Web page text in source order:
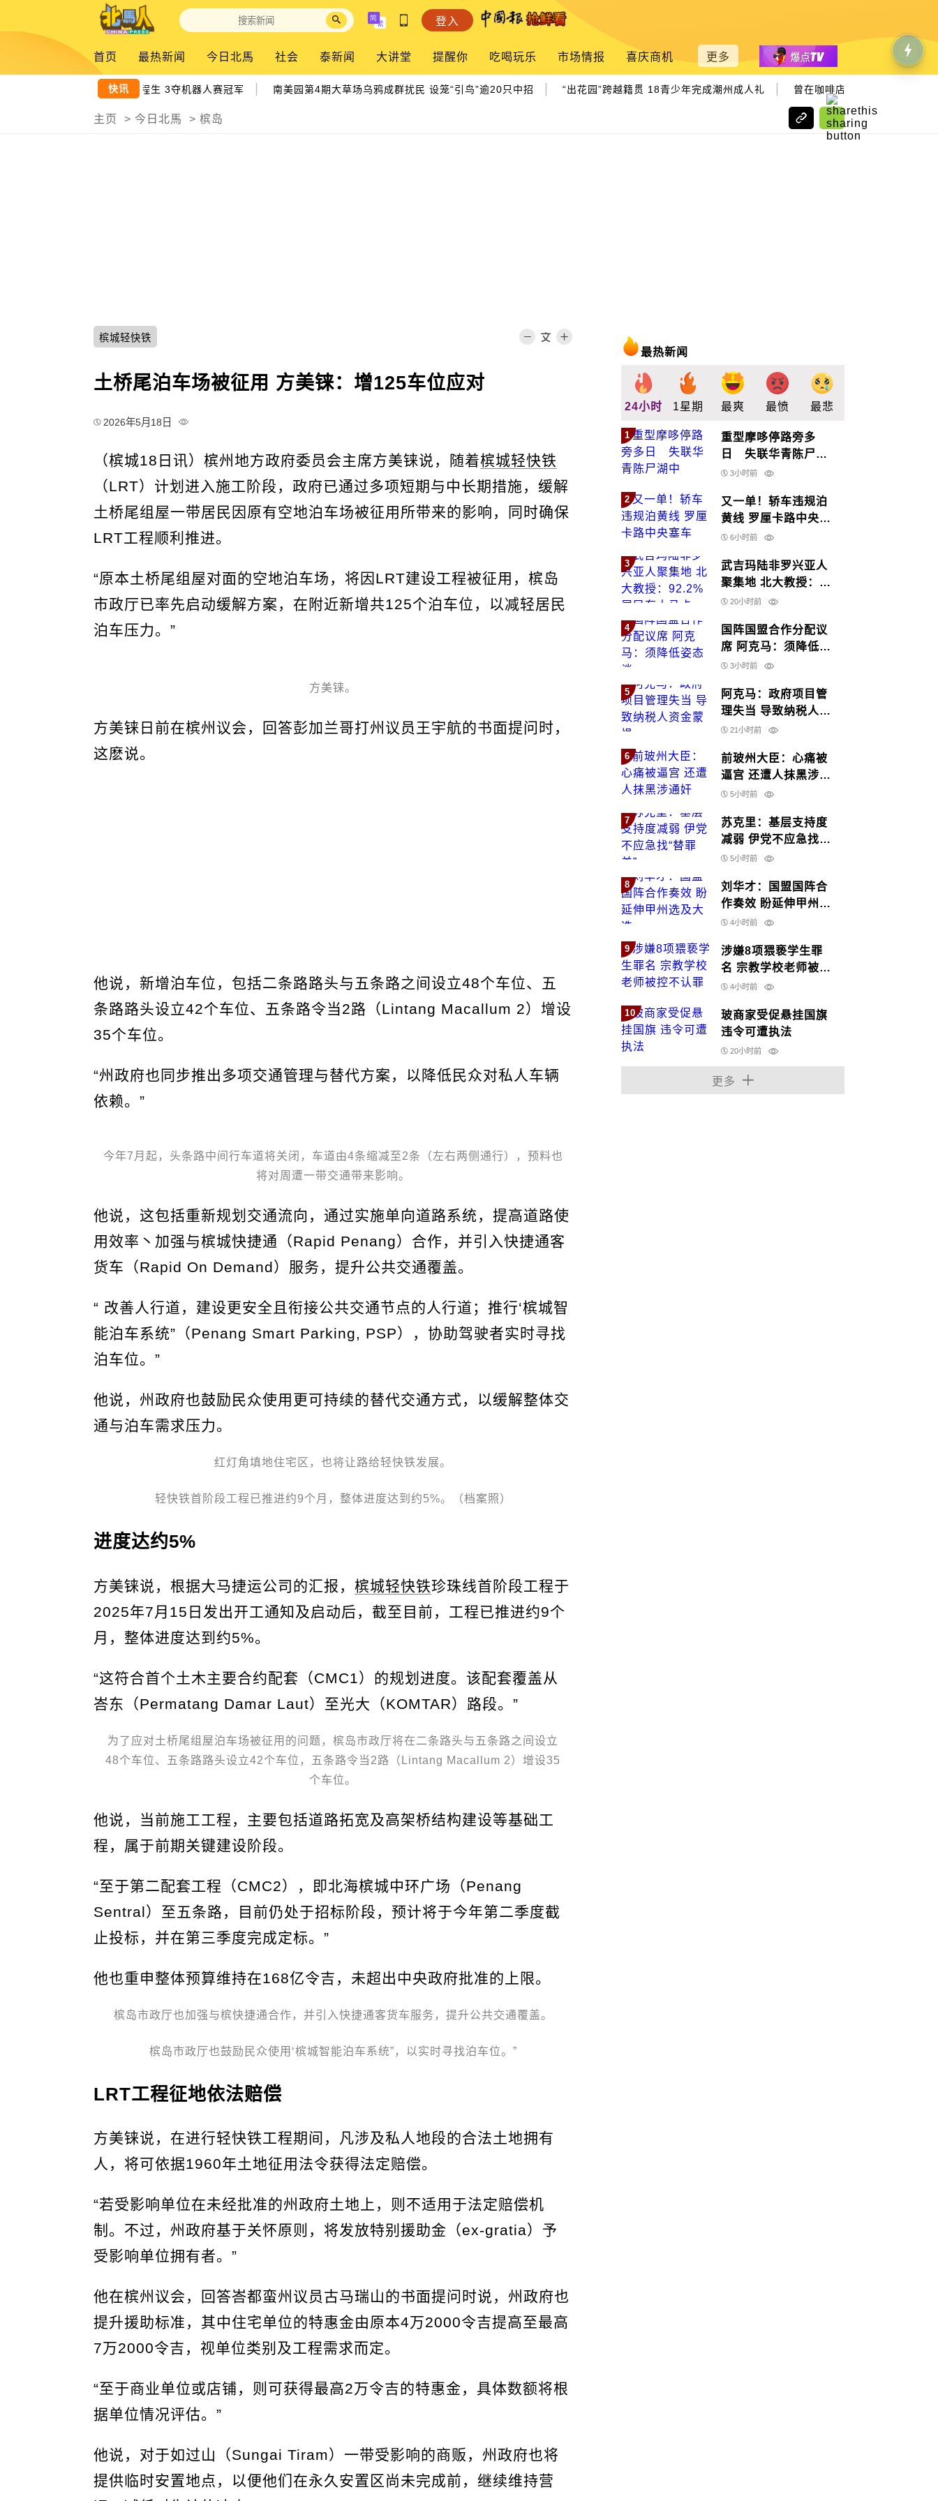
登入
首页 最热新闻 今日北馬 社会 泰新闻 大讲堂 提醒你 吃喝玩乐 市场情报 喜庆商机 更多
快讯
毁仍夺冠 拉曼理工机械工程生 3夺机器人赛冠军 | 南美园第4期大草场乌鸦成群扰民 设笼“引鸟”逾20只中招 | “出花园”跨越籍贯 18青少年完成潮州成人礼 | 曾在咖啡店洗碗 工地搬砖 ViTrox
主页 >今日北馬 >槟岛
槟城轻快铁
土桥尾泊车场被征用 方美铼：增125车位应对
2026年5月18日
（槟城18日讯）槟州地方政府委员会主席方美铼说，随着槟城轻快铁
（LRT）计划进入施工阶段，政府已通过多项短期与中长期措施，缓解
土桥尾组屋一带居民因原有空地泊车场被征用所带来的影响，同时确保
LRT工程顺利推进。
“原本土桥尾组屋对面的空地泊车场，将因LRT建设工程被征用，槟岛
市政厅已率先启动缓解方案，在附近新增共125个泊车位，以减轻居民
泊车压力。”
方美铼。
方美铼日前在槟州议会，回答彭加兰哥打州议员王宇航的书面提问时，
这麽说。
他说，新增泊车位，包括二条路路头与五条路之间设立48个车位、五
条路路头设立42个车位、五条路令当2路（Lintang Macallum 2）增设
35个车位。
“州政府也同步推出多项交通管理与替代方案，以降低民众对私人车辆
依赖。”
今年7月起，头条路中间行车道将关闭，车道由4条缩减至2条（左右两侧通行），预料也
将对周遭一带交通带来影响。
他说，这包括重新规划交通流向，通过实施单向道路系统，提高道路使
用效率丶加强与槟城快捷通（Rapid Penang）合作，并引入快捷通客
货车（Rapid On Demand）服务，提升公共交通覆盖。
“ 改善人行道，建设更安全且衔接公共交通节点的人行道；推行‘槟城智
能泊车系统”（Penang Smart Parking, PSP），协助驾驶者实时寻找
泊车位。”
他说，州政府也鼓励民众使用更可持续的替代交通方式，以缓解整体交
通与泊车需求压力。
红灯角填地住宅区，也将让路给轻快铁发展。
轻快铁首阶段工程已推进约9个月，整体进度达到约5%。（档案照）
进度达约5%
方美铼说，根据大马捷运公司的汇报，槟城轻快铁珍珠线首阶段工程于
2025年7月15日发出开工通知及启动后，截至目前，工程已推进约9个
月，整体进度达到约5%。
“这符合首个土木主要合约配套（CMC1）的规划进度。该配套覆盖从
峇东（Permatang Damar Laut）至光大（KOMTAR）路段。”
为了应对土桥尾组屋泊车场被征用的问题，槟岛市政厅将在二条路头与五条路之间设立
48个车位、五条路路头设立42个车位，五条路令当2路（Lintang Macallum 2）增设35
个车位。
他说，当前施工工程，主要包括道路拓宽及高架桥结构建设等基础工
程，属于前期关键建设阶段。
“至于第二配套工程（CMC2），即北海槟城中环广场（Penang
Sentral）至五条路，目前仍处于招标阶段，预计将于今年第二季度截
止投标，并在第三季度完成定标。”
他也重申整体预算维持在168亿令吉，未超出中央政府批准的上限。
槟岛市政厅也加强与槟快捷通合作，并引入快捷通客货车服务，提升公共交通覆盖。
槟岛市政厅也鼓励民众使用‘槟城智能泊车系统”，以实时寻找泊车位。”
LRT工程征地依法赔偿
方美铼说，在进行轻快铁工程期间，凡涉及私人地段的合法土地拥有
人，将可依据1960年土地征用法令获得法定赔偿。
“若受影响单位在未经批准的州政府土地上，则不适用于法定赔偿机
制。不过，州政府基于关怀原则，将发放特别援助金（ex-gratia）予
受影响单位拥有者。”
他在槟州议会，回答峇都蛮州议员古马瑞山的书面提问时说，州政府也
提升援助标准，其中住宅单位的特惠金由原本4万2000令吉提高至最高
7万2000令吉，视单位类别及工程需求而定。
“至于商业单位或店铺，则可获得最高2万令吉的特惠金，具体数额将根
据单位情况评估。”
他说，对于如过山（Sungai Tiram）一带受影响的商贩，州政府也将
提供临时安置地点，以便他们在永久安置区尚未完成前，继续维持营
最热新闻
24小时 1星期 最爽 最愤 最悲
1
重型摩哆停路旁多
日 失联华青陈尸湖
中3小时前
2
又一单！轿车违规泊
黄线 罗厘卡路中央塞
车6小时前
3
武吉玛陆非罗兴亚人
聚集地 北大教授：
92.2%居民有大马卡
20小时前
4
国阵国盟合作分配议
席 阿克马：须降低姿
态谈
3小时前
5
阿克马：政府项目管
理失当 导致纳税人资
金蒙损
21小时前
6
前玻州大臣：心痛被
逼宫 还遭人抹黑涉通
奸5小时前
7
苏克里：基层支持度
减弱 伊党不应急找
“替罪羊”
5小时前
8
刘华才：国盟国阵合
作奏效 盼延伸甲州选
及大选
4小时前
9
涉嫌8项猥亵学生罪
名 宗教学校老师被控
不认罪
4小时前
10
玻商家受促悬挂国旗
违令可遭执法
20小时前
更多